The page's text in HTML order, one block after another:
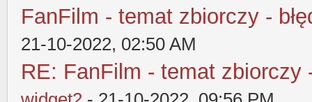
FanFilm - temat zbiorczy -
21-10-2022, 02:50 AM
RE: FanFilm - temat zbiorczy